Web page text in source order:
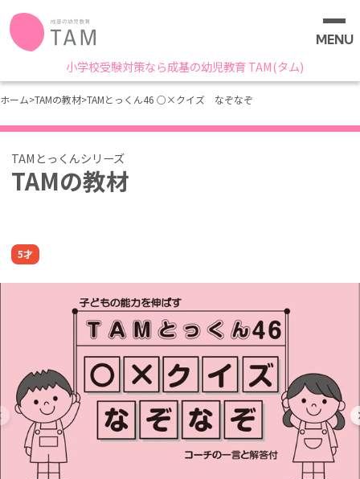
小学校受験対策なら成基の幼児教育 TAM(タム)
MENU
ホーム>TAMの教材>TAMとっくん46 ○×クイズ なぞなぞ
TAMの教材
5才